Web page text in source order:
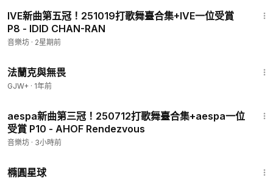
IVE新曲第五冠！251019打歌舞臺合集+IVE一位受賞
P8 - IDID CHAN-RAN
音樂坊 · 2星期前
法蘭克與無畏
GJW+ · 1年前
aespa新曲第三冠！250712打歌舞臺合集+aespa一位
受賞 P10 - AHOF Rendezvous
音樂坊 · 3小時前
橢圓星球